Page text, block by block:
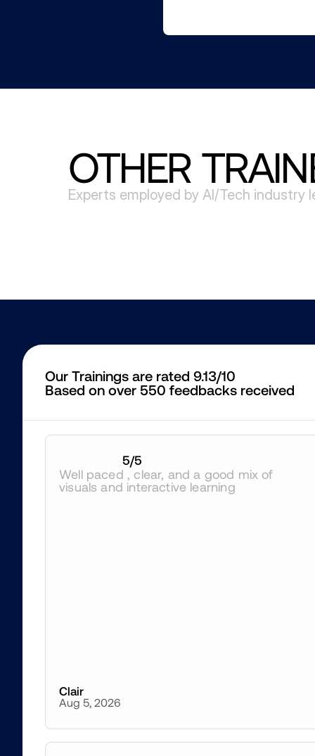
OTHER
Experts employed by AI/Tech industry
Our Trainings are rated 9.13/10
Based on over 550 feedbacks received
5/5
Well paced , clear, and a good mix of
visuals and interactive learning
Clair
Aug 5, 2026